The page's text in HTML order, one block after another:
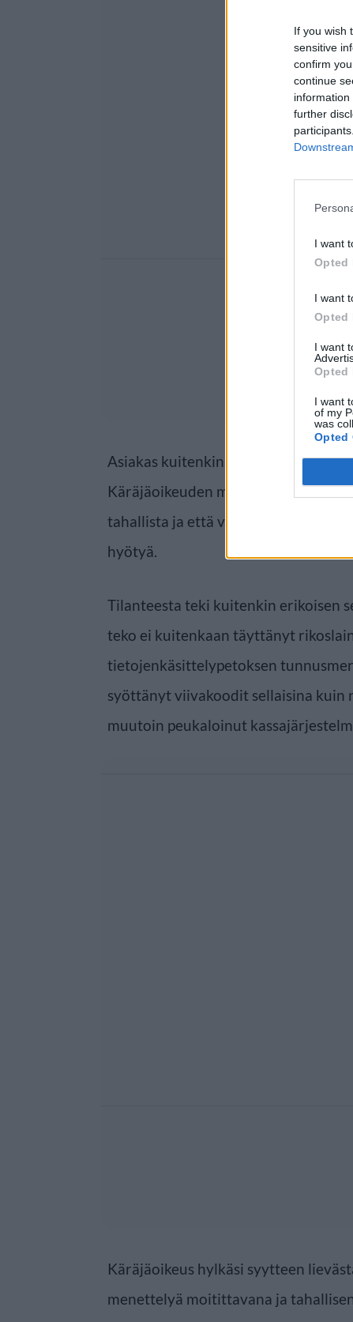
If you wish
sensitive
confirm
continue
further
I want
Opted
I want
Opted
I want
Opted
I want
of my
was
Opted
Asiakas kuitenkin kiisti, että olisi
Käräjäoikeuden mukaan menettely
tahallista ja että vastaaja oli
hyötyä.
Tilanteesta teki kuitenkin erikoisen
teko ei kuitenkaan täyttänyt
tietojenkäsittelypetoksen
syöttänyt viivakoodit sellaisina kuin
muutoin peukaloinut
Käräjäoikeus hylkäsi syytteen
menettelyä moitittavana ja